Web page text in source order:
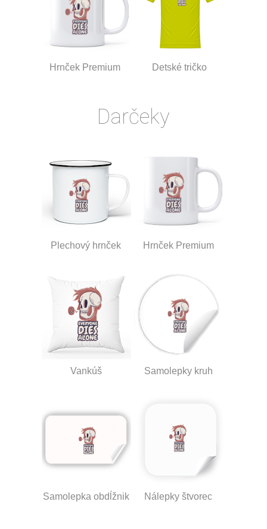
Hrnček Premium Detské tričko
Darčeky
Plechový hrnček Hrnček Premium
Vankúš Samolepky kruh
Samolepka obdĺžnik Nálepky štvorec